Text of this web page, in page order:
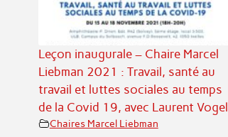
Leçon inaugurale – Chaire Marcel
Liebman 2021 : Travail, santé au
travail et luttes sociales au temps
de la Covid 19, avec Laurent Vogel
Chaires Marcel Liebman